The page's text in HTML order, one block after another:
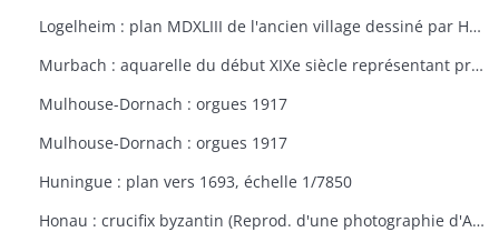
Logelheim : plan MDXLIII de l'ancien village dessiné par Haeffelin, curé de Logelheim, vers 1840. Copie de Jean Stoffel
Murbach : aquarelle du début XIXe siècle représentant probablement l'abbaye de Murbach
Mulhouse-Dornach : orgues 1917
Mulhouse-Dornach : orgues 1917
Huningue : plan vers 1693, échelle 1/7850
Honau : crucifix byzantin (Reprod. d'une photographie d'Adolphe Braun de 1872)